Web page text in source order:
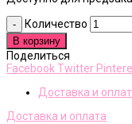
Количество
В корзину
Поделиться
Facebook Twitter
Доставка и
Доставка и оплата